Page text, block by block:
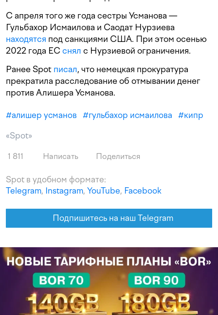
С апреля того же года сестры Усманова —
Гульбахор Исмаилова и Саодат Нурзиева
находятся под санкциями США. При этом осенью
2022 года ЕС снял с Нурзиевой ограничения.
Ранее Spot писал, что немецкая прокуратура
прекратила расследование об отмывании денег
против Алишера Усманова.
#алишер усманов #гульбахор исмаилова #кипр
«Spot»
1 811 Написать Поделиться
Spot в удобном формате:
Telegram, Instagram, YouTube, Facebook
Подпишитесь на наш Telegram